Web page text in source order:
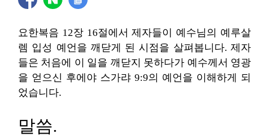
요한복음 12장 16절에서 제자들이 예수님의 예루살
렘 입성 예언을 깨닫게 된 시점을 살펴봅니다. 제자
들은 처음에 이 일을 깨닫지 못하다가 예수께서 영광
을 얻으신 후에야 스가랴 9:9의 예언을 이해하게 되
었습니다.
말씀.